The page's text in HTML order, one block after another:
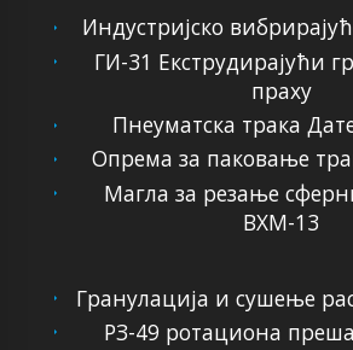
Индустријско
ГИ-31 Екструдирајући
праху
Пнеуматска трака
Опрема за паковање
Магла за резање
ВХМ-13
Гранулација и сушење
РЗ-49 ротациона